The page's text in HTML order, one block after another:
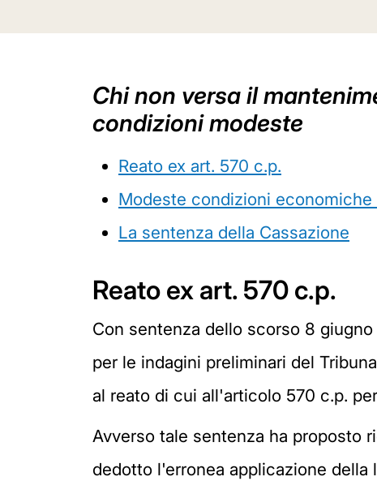
Chi non versa il
condizioni modeste
Reato ex art. 570 c.p.
Modeste condizioni
La sentenza della Cassazione
Reato ex art. 570 c.p.
Con sentenza dello scorso 8
per le indagini preliminari del
al reato di cui all'articolo 570 c.p.
Avverso tale sentenza ha proposto
dedotto l'erronea applicazione